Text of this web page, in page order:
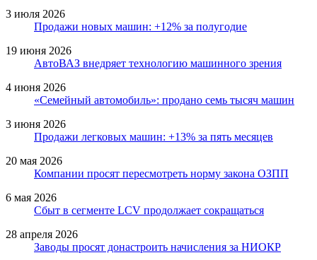
3 июля 2026
Продажи новых машин: +12% за полугодие
19 июня 2026
АвтоВАЗ внедряет технологию машинного зрения
4 июня 2026
«Семейный автомобиль»: продано семь тысяч машин
3 июня 2026
Продажи легковых машин: +13% за пять месяцев
20 мая 2026
Компании просят пересмотреть норму закона ОЗПП
6 мая 2026
Сбыт в сегменте LCV продолжает сокращаться
28 апреля 2026
Заводы просят донастроить начисления за НИОКР